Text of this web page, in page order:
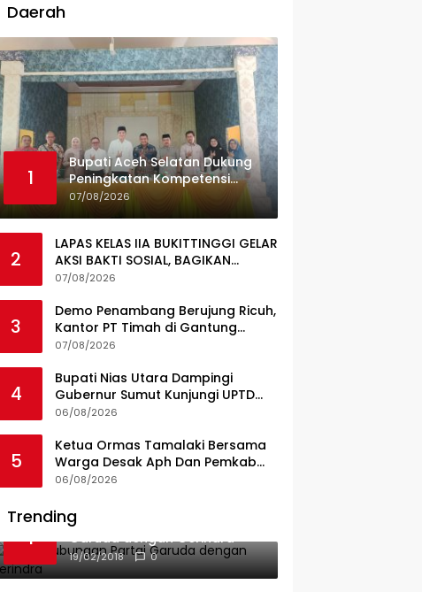
Daerah
1
Bupati Aceh Selatan Dukung
Peningkatan Kompetensi
Guru, Pemkab Jajaki Kerja
Sama dengan Pascasarjana
07/08/2026
2
LAPAS KELAS IIA BUKITTINGGI GELAR
AKSI BAKTI SOSIAL, BAGIKAN
SEMBAKO KEPADA MASYARAKAT
07/08/2026
3
Demo Penambang Berujung Ricuh,
Kantor PT Timah di Gantung
Terbakar; Tuntutan Tata Niaga
07/08/2026
4
Bupati Nias Utara Dampingi
Gubernur Sumut Kunjungi UPTD
Puskesmas Lahewa
06/08/2026
5
Ketua Ormas Tamalaki Bersama
Warga Desak Aph Dan Pemkab
Konsel Tangkap Pelaku Angkut
PT KAP Melintas Jalan Umum
06/08/2026
Trending
1
Ini Dia Hubungan Partai
Garuda dengan Gerindra
19/02/2018 0